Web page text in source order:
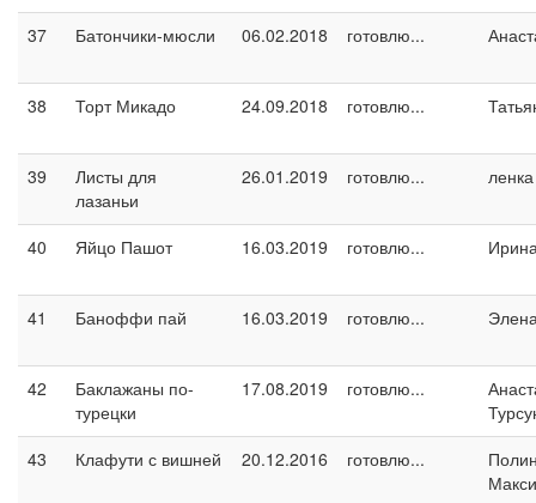
37 Батончики-мюсли 06.02.2018 готовлю...
38 Торт Микадо 24.09.2018 готовлю...
39
Листы для
лазаньи
26.01.2019 готовлю...
40 Яйцо Пашот 16.03.2019 готовлю...
41 Баноффи пай 16.03.2019 готовлю...
42
Баклажаны по-
турецки
17.08.2019 готовлю...
43
Клафути с вишней 20.12.2016 готовлю...